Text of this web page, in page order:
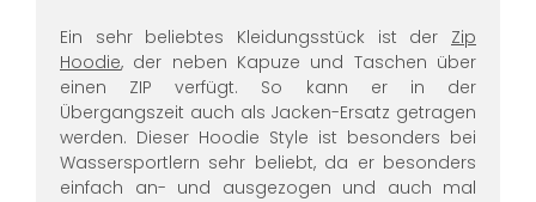
Ein sehr beliebtes Kleidungsstück ist der Zip
Hoodie, der neben Kapuze und Taschen über
einen ZIP verfügt. So kann er in der
Übergangszeit auch als Jacken-Ersatz getragen
werden. Dieser Hoodie Style ist besonders bei
Wassersportlern sehr beliebt, da er besonders
einfach an- und ausgezogen und auch mal